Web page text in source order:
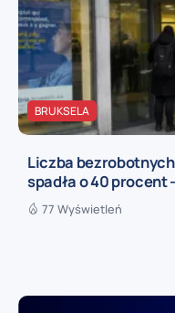
BRUKSELA
Liczba
spadła o 40 procent
77 Wyświetleń